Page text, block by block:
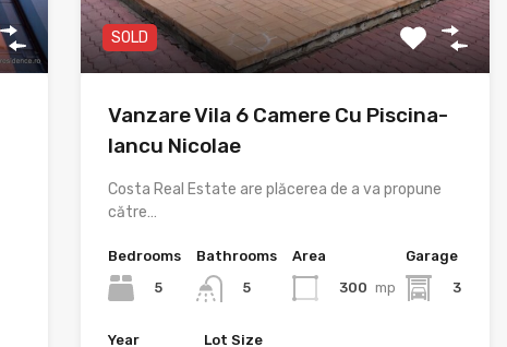
SOLD
Vanzare Vila 6 Camere Cu Piscina-
Iancu Nicolae
Costa Real Estate are plăcerea de a va propune
către…
Bedrooms
5
Bathrooms
5
Area
300 mp
Garage
3
Year Lot Size